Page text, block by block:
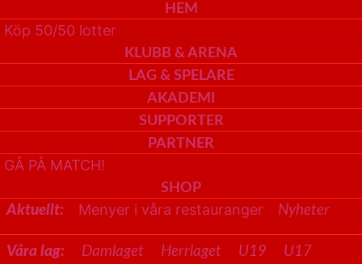
HEM
Köp 50/50 lotter
KLUBB & ARENA
LAG & SPELARE
AKADEMI
SUPPORTER
PARTNER
GÅ PÅ MATCH!
SHOP
Aktuellt: Menyer i våra restauranger Nyheter
Våra lag: Damlaget Herrlaget U19
U17